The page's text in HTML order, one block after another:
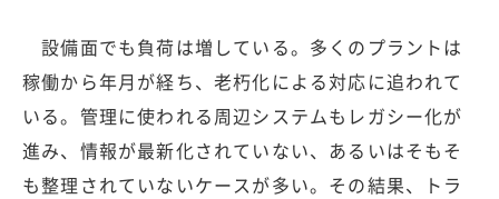
設備面でも負荷は増している。多くのプラントは
稼働から年月が経ち、老朽化による対応に追われて
いる。管理に使われる周辺システムもレガシー化が
進み、情報が最新化されていない、あるいはそもそ
も整理されていないケースが多い。その結果、トラ